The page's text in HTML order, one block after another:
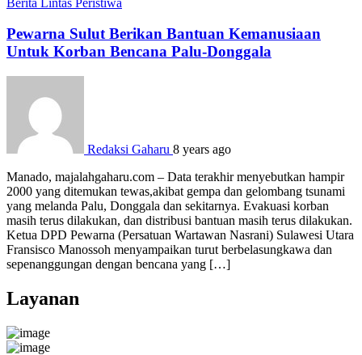
Pewarna Sulut Berikan Bantuan Kemanusiaan
Untuk Korban Bencana Palu-Donggala
Redaksi Gaharu 8 years ago
Manado, majalahgaharu.com – Data terakhir menyebutkan hampir
2000 yang ditemukan tewas,akibat gempa dan gelombang tsunami
yang melanda Palu, Donggala dan sekitarnya. Evakuasi korban
masih terus dilakukan, dan distribusi bantuan masih terus dilakukan.
Ketua DPD Pewarna (Persatuan Wartawan Nasrani) Sulawesi Utara
Fransisco Manossoh menyampaikan turut berbelasungkawa dan
sepenanggungan dengan bencana yang […]
Layanan